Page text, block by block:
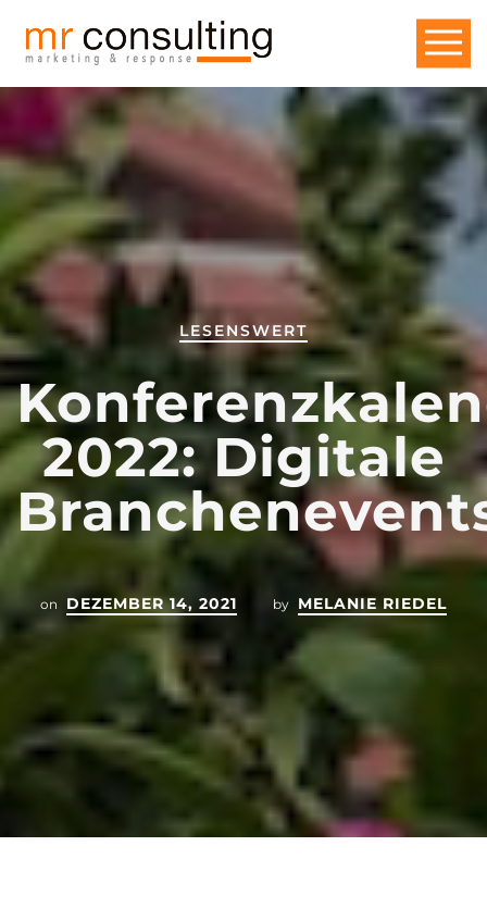
LESENSWERT
2022: Digitale
on DEZEMBER 14, 2021 by MELANIE RIEDEL